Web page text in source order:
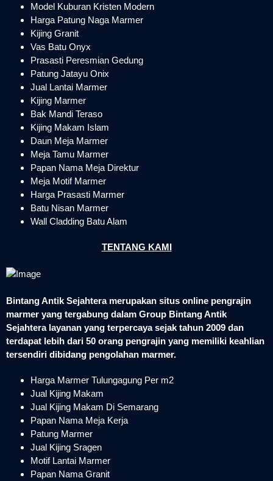
Model Kuburan Kristen Modern
Harga Patung Naga Marmer
Kijing Granit
Vas Batu Onyx
Prasasti Peresmian Gedung
Patung Jatayu Onix
Jual Lantai Marmer
Kijing Marmer
Bak Mandi Teraso
Kijing Makam Islam
Daun Meja Marmer
Meja Tamu Marmer
Papan Nama Meja Direktur
Meja Motif Marmer
Harga Prasasti Marmer
Batu Nisan Marmer
Wall Cladding Batu Alam
TENTANG KAMI
Bintang Antik Sejahtera merupakan situs online pengrajin
marmer yang tergabung dalam Group Bintang Antik
Sejahtera layanan yang terpercaya sejak tahun 2009 dan
terdapat lebih dari 50 orang pengrajin yang memiliki keahlian
tersendiri dibidang pengolahan marmer.
Harga Marmer Tulungagung Per m2
Jual Kijing Makam
Jual Kijing Makam Di Semarang
Papan Nama Meja Kerja
Patung Marmer
Jual Kijing Sragen
Motif Lantai Marmer
Papan Nama Granit